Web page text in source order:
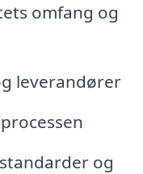
omfang og
leverandører
og